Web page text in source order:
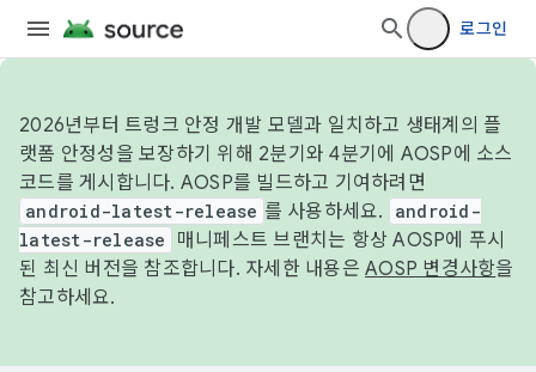
로그인
2026년부터 트렁크 안정 개발 모델과 일치하고 생태계의 플
랫폼 안정성을 보장하기 위해 2분기와 4분기에 AOSP에 소스
코드를 게시합니다. AOSP를 빌드하고 기여하려면
android-latest-release 를 사용하세요.
android-
latest-release
매니페스트 브랜치는 항상 AOSP에 푸시
된 최신 버전을 참조합니다. 자세한 내용은 AOSP 변경사항을
참고하세요.